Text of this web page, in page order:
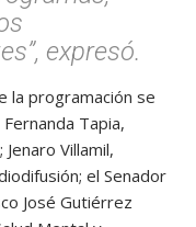
expresó.
la programación se
Tapia,
Villamil,
el Senador
José Gutiérrez